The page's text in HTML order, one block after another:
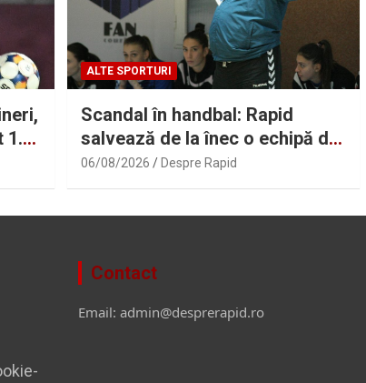
1.
ALTE SPORTURI
Scandal în handbal: Rapid
salvează de la înec o echipă din
Liga Națională cu un împrumut
în masă! Gheorghe Tadici se
06/08/2026 Despre Rapid
Contact
Email: admin@desprerapid.ro